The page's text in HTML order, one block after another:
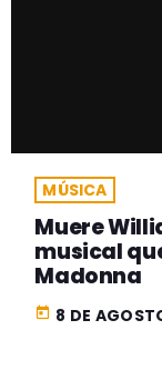
MÚSICA
Muere
musical
Madonna
today 8 DE